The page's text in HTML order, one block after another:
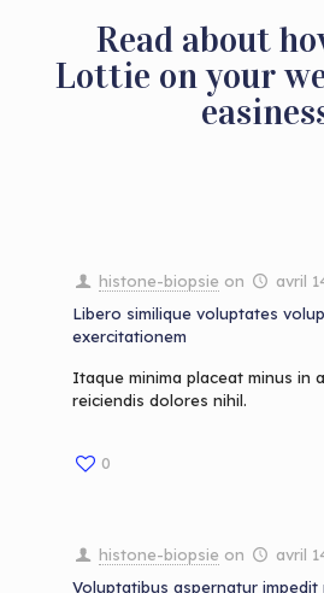
Read about
Lottie on your
histone-biopsie on
avril
Libero similique voluptates
exercitationem
Itaque minima placeat minus in
reiciendis dolores nihil.
0
histone-biopsie on
avril
Voluptatibus aspernatur impedit